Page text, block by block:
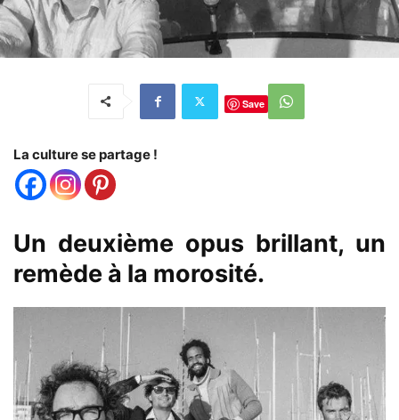
Save
La culture se partage !
Un deuxième opus brillant, un
remède à la morosité.